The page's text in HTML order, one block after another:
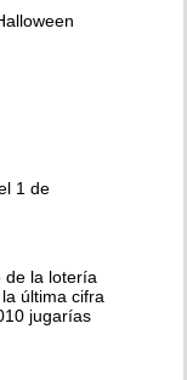
1 de
de la lotería
última cifra
jugarías